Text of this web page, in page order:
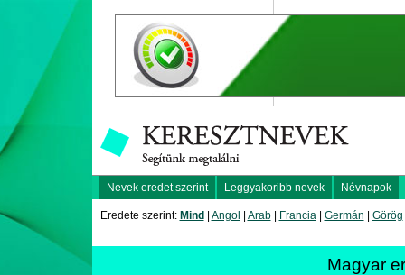
Nevek eredet szerint Leggyakoribb nevek Névnapok
Eredete szerint: Mind Angol Arab| Francia| Germán Görög
Magyar